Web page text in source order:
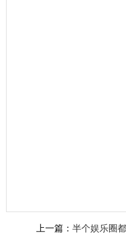
上一篇： 半个娱乐圈